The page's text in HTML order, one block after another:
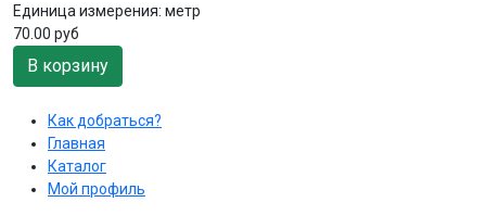
Единица измерения: метр
70.00 руб
В корзину
Как добраться?
Главная
Каталог
Мой профиль